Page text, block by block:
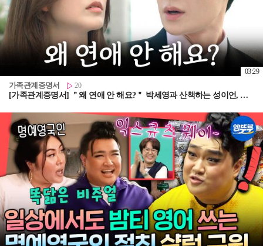
가족관계증명서 20
[가족관계증명서] ＂왜 연애 안 해요?＂ 박세영과 산책하는 성이언, MBC 260806 방송
03:29